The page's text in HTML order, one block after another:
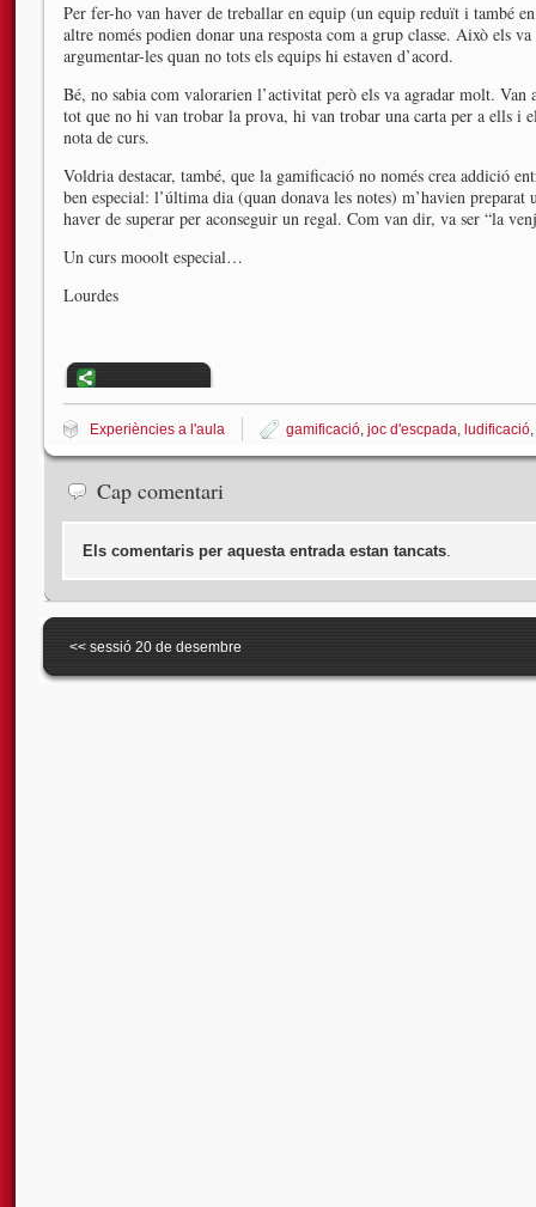
Per fer-ho van haver de treballar en equip (un equip reduït i també
altre només podien donar una resposta com a grup classe. Això els
argumentar-les quan no tots els equips hi estaven d’acord.
Bé, no sabia com valorarien l’activitat però els va agradar molt.
tot que no hi van trobar la prova, hi van trobar una carta per a ells i
nota de curs.
Voldria destacar, també, que la gamificació no només crea addició
ben especial: l’última dia (quan donava les notes) m’havien
haver de superar per aconseguir un regal. Com van dir, va ser “la
Un curs mooolt especial…
Lourdes
Experiències a l'aula gamificació, joc d'escpada, ludificació,
Cap comentari
Els comentaris per aquesta entrada estan tancats
<< sessió 20 de desembre